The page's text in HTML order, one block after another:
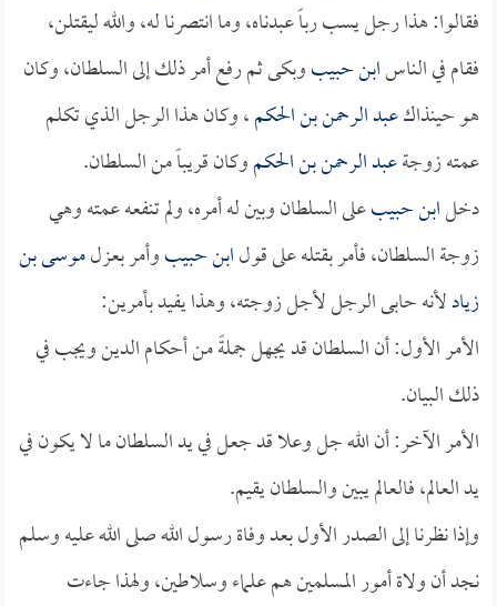
فقالوا: هذا رجل يسب رباً عبدناه، وما انتصرنا له، والله ليقتلن،
فقام في الناسابن حبيبوبكى ثم رفع أمر ذلك إلى السلطان، وكان
هو حينذاكعبد الرحمن بن الحكم، وكان هذا الرجل الذي تكلم
عمته زوجةعبد الرحمن بن الحكموكان قريباً من السلطان.
دخلابن حبيبعلى السلطان وبين له أمره، ولم تنفعه عمته وهي
زوجة السلطان، فأمر بقتله على قولابن حبيبوأمر بعزلموسى بن
زيادلأنه حابى الرجل لأجل زوجته، وهذا يفيد بأمرين:
الأمر الأول: أن السلطان قد يجهل جملةً من أحكام الدين ويجب في
ذلك البيان.
الأمر الآخر: أن الله جل وعلا قد جعل في يد السلطان ما لا يكون في
يد العالم، فالعالم يبين والسلطان يقيم.
وإذا نظرنا إلى الصدر الأول بعد وفاة رسول الله صلى الله عليه وسلم
نجد أن ولاة أمور المسلمين هم علماء وسلاطين، ولهذا جاءت